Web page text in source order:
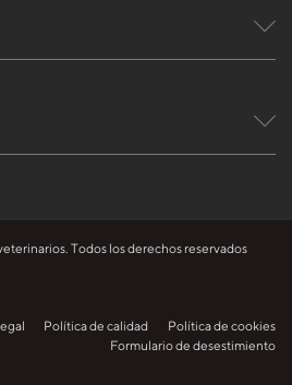
Todos los derechos reservados
Política de calidad
Política de cookies
Formulario de desestimiento